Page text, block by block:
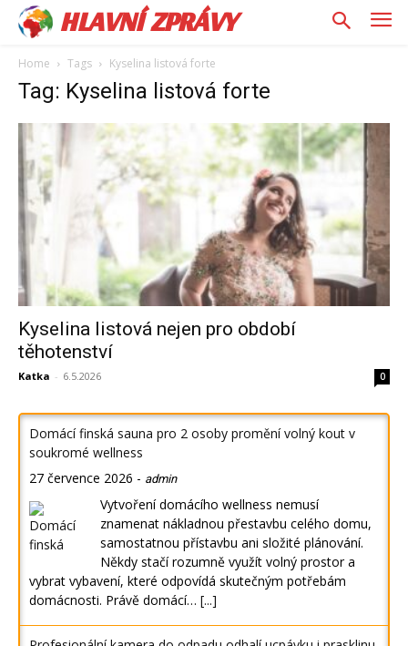
HLAVNÍ ZPRÁVY
Home Tags Kyselina listová forte
Tag: Kyselina listová forte
Kyselina listová nejen pro období
těhotenství
Katka - 6.5.2026 0
Domácí finská sauna pro 2 osoby promění volný kout v
soukromé wellness
27 července 2026 - admin
Vytvoření domácího wellness nemusí
znamenat nákladnou přestavbu celého domu,
samostatnou přístavbu ani složité plánování.
Někdy stačí rozumně využít volný prostor a
vybrat vybavení, které odpovídá skutečným potřebám
domácnosti. Právě domácí… [...]